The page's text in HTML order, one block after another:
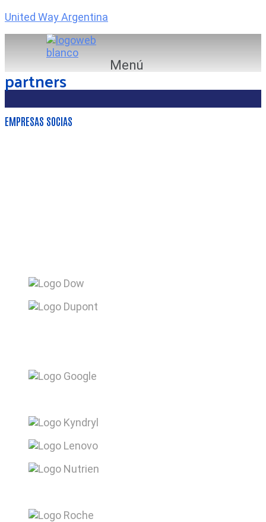
United Way Argentina
Menú
partners
EMPRESAS SOCIAS